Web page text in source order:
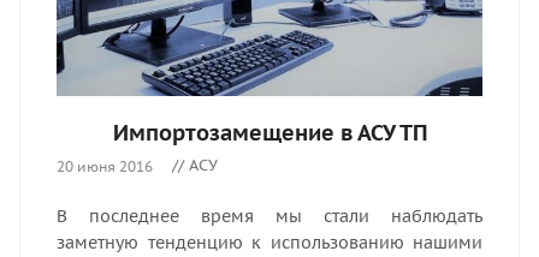
Импортозамещение в АСУ ТП
20 июня 2016 // АСУ
В последнее время мы стали наблюдать
заметную тенденцию к использованию нашими